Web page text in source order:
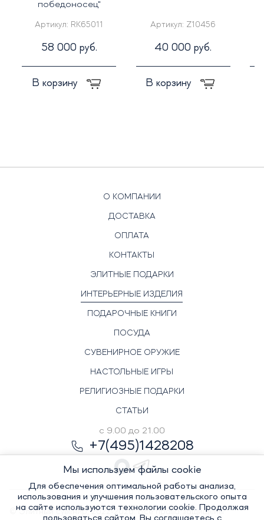
победоносец"
Артикул: RK65011
58 000 руб.
В корзину
Артикул: Z10456
40 000 руб.
В корзину
О КОМПАНИИ
ДОСТАВКА
ОПЛАТА
КОНТАКТЫ
ЭЛИТНЫЕ ПОДАРКИ
ИНТЕРЬЕРНЫЕ ИЗДЕЛИЯ
ПОДАРОЧНЫЕ КНИГИ
ПОСУДА
СУВЕНИРНОЕ ОРУЖИЕ
НАСТОЛЬНЫЕ ИГРЫ
РЕЛИГИОЗНЫЕ ПОДАРКИ
СТАТЬИ
с 9.00 до 21.00
+7(495)1428208
© Элитный сувенир, 2022-2026. Все права защищены
Мы используем файлы cookie
Для обеспечения оптимальной работы анализа,
использования и улучшения пользовательского опыта
на сайте используются технологии cookie. Продолжая